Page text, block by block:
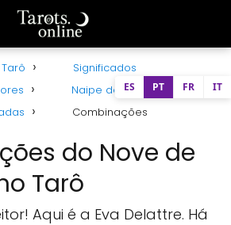
Tarô
Significados
Naipe de Espadas
Combinações
do Nove de
Tarô
Aqui é a Eva Delattre. Há
ES PT FR IT